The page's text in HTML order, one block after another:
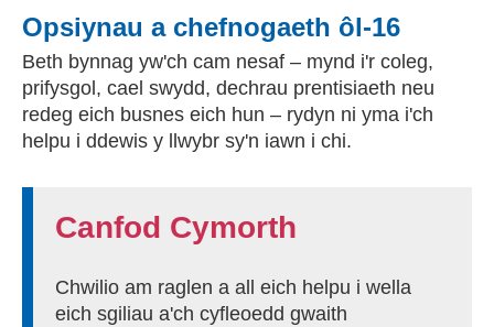
Opsiynau a chefnogaeth ôl-16
Beth bynnag yw'ch cam nesaf – mynd i'r coleg,
prifysgol, cael swydd, dechrau prentisiaeth neu
redeg eich busnes eich hun – rydyn ni yma i'ch
helpu i ddewis y llwybr sy'n iawn i chi.
Canfod Cymorth
Chwilio am raglen a all eich helpu i wella
eich sgiliau a'ch cyfleoedd gwaith